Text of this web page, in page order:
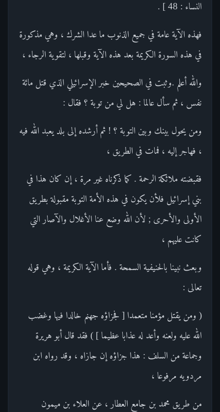
النساء : 48 ] .
فهذه الآية عامة في جميع الذنوب ما عدا الشرك ، وهي مذكورة
في هذه السورة الكريمة بعد هذه الآية وقبلها ، لتقوية الرجاء ،
والله أعلم .وثبت في الصحيحين خبر الإسرائيلي الذي قتل مائة
نفس ، ثم سأل عالما : هل لي من توبة ؟ فقال :
ومن يحول بينك وبين التوبة ؟ ! ثم أرشده إلى بلد يعبد الله فيه
، فهاجر إليه ، فمات في الطريق ،
فقبضته ملائكة الرحمة . كما ذكرناه غير مرة ، إن كان هذا في
بني إسرائيل فلأن يكون في هذه الأمة التوبة مقبولة بطريق
الأولى والأحرى ; لأن الله وضع عنا الأغلال والآصار التي
كانت عليهم ،
وبعث نبينا بالحنيفية السمحة . فأما الآية الكريمة ، وهي قوله
تعالى :
( ومن يقتل مؤمنا متعمدا [ فجزاؤه جهنم خالدا فيها وغضب
الله عليه ولعنه وأعد له عذابا عظيما ] ) فقد قال أبو هريرة
وجماعة من السلف : هذا جزاؤه إن جازاه ، وقد رواه ابن
مردويه مرفوعا ،
من طريق محمد بن جامع العطار ، عن العلاء بن ميمون